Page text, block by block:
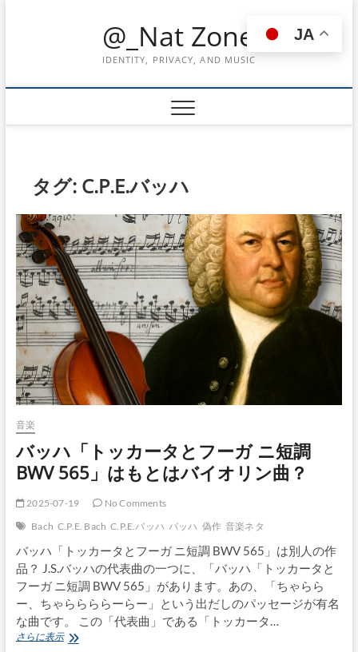
@_Nat Zone
IDENTITY, PRIVACY, AND MUSIC
タグ: C.P.E.バッハ
音楽
バッハ「トッカータとフーガ ニ短調
BWV 565」はもとはバイオリン曲？
2025-07-19
No Comments
Bach C.P.E. Bach C.P.E.バッハ バッハ 偽作 音楽ネタ
バッハ「トッカータとフーガ ニ短調 BWV 565」は別人の作
品？ J.S.バッハの代表曲の一つに、「バッハ「トッカータと
フーガ ニ短調 BWV 565」があります。あの、「ちゃらら
ー、ちゃららららーらー」という出だしのパッセージが有名
な曲です。 この「代表曲」である「トッカータ…
さらに表示バ
JA